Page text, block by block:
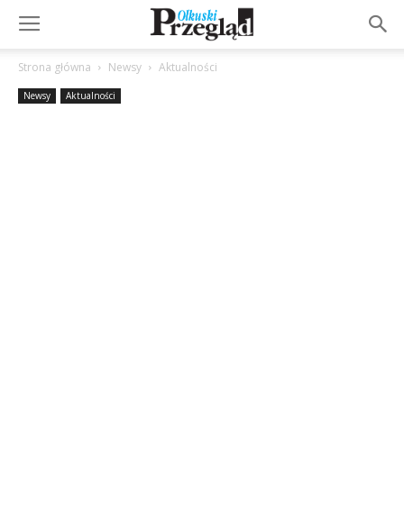
Strona główna Newsy Aktualności
Newsy Aktualności